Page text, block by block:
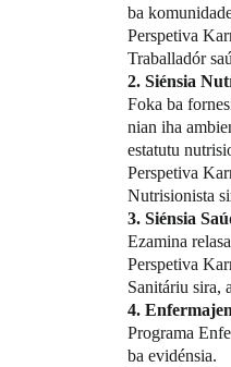
ba
Perspetiva
Traballadór
2. Siénsia
Foka ba
nian iha
estatutu
Perspetiva
Nutrisionista
3. Siénsia
Ezamina
Perspetiva
Sanitáriu sira,
4. Enfermajen
Programa
ba evidénsia.